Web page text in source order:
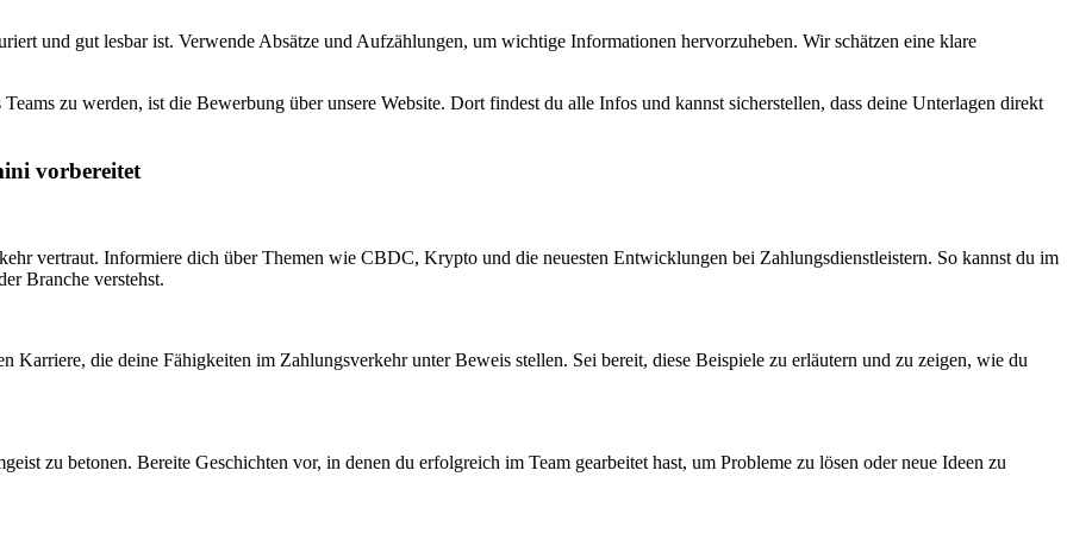
und gut lesbar ist. Verwende Absätze und Aufzählungen, um wichtige Informationen hervorzuheben. Wir schätzen eine klare
zu werden, ist die Bewerbung über unsere Website. Dort findest du alle Infos und kannst sicherstellen, dass deine Unterlagen direkt
vorbereitet
vertraut. Informiere dich über Themen wie CBDC, Krypto und die neuesten Entwicklungen bei Zahlungsdienstleistern. So kannst du im
Branche verstehst.
Karriere, die deine Fähigkeiten im Zahlungsverkehr unter Beweis stellen. Sei bereit, diese Beispiele zu erläutern und zu zeigen, wie du
zu betonen. Bereite Geschichten vor, in denen du erfolgreich im Team gearbeitet hast, um Probleme zu lösen oder neue Ideen zu